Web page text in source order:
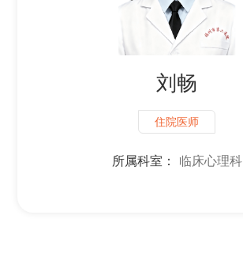
刘畅
住院医师
所属科室： 临床心理科